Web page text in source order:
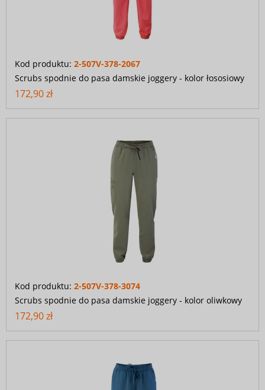
Kod produktu: 2-507V-378-2067
Scrubs spodnie do pasa damskie joggery - kolor łososiowy
172,90 zł
Kod produktu: 2-507V-378-3074
Scrubs spodnie do pasa damskie joggery - kolor oliwkowy
172,90 zł